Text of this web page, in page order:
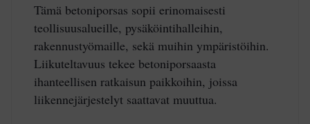
Tämä betoniporsas sopii erinomaisesti
teollisuusalueille, pysäköintihalleihin,
rakennustyömaille, sekä muihin ympäristöihin.
Liikuteltavuus tekee betoniporsaasta
ihanteellisen ratkaisun paikkoihin, joissa
liikennejärjestelyt saattavat muuttua.